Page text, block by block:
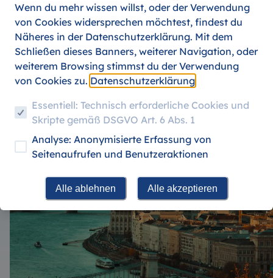
Budapest mit Budget:
Dein Guide für einen
günstigen Aufenthalt
06. AUGUST 2026
Wenn du mehr wissen willst, oder der Verwendung
von Cookies widersprechen möchtest, findest du
Näheres in der Datenschutzerklärung. Mit dem
Schließen dieses Banners, weiterer Navigation, oder
weiterem Browsing stimmst du der Verwendung
von Cookies zu. Datenschutzerklärung
Essentiell: Technisch erforderliche Cookies und
Skripte gemäß DSGVO Art. 6 Abs. 1
Analyse: Anonymisierte Erfassung von
Seitenaufrufen und Benutzeraktionen
Alle ablehnen Alle akzeptieren